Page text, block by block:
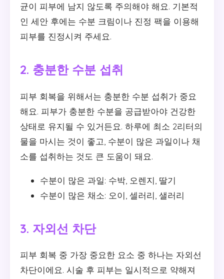
균이 피부에 남지 않도록 주의해야 해요. 기본적
인 세안 후에는 수분 크림이나 진정 팩을 이용해
피부를 진정시켜 주세요.
2. 충분한 수분 섭취
피부 회복을 위해서는 충분한 수분 섭취가 중요
해요. 피부가 충분한 수분을 공급받아야 건강한
상태로 유지될 수 있거든요. 하루에 최소 2리터의
물을 마시는 것이 좋고, 수분이 많은 과일이나 채
소를 섭취하는 것도 큰 도움이 돼요.
수분이 많은 과일: 수박, 오렌지, 딸기
수분이 많은 채소: 오이, 셀러리, 샐러리
3. 자외선 차단
피부 회복 중 가장 중요한 요소 중 하나는 자외선
차단이에요. 시술 후 피부는 일시적으로 약해져